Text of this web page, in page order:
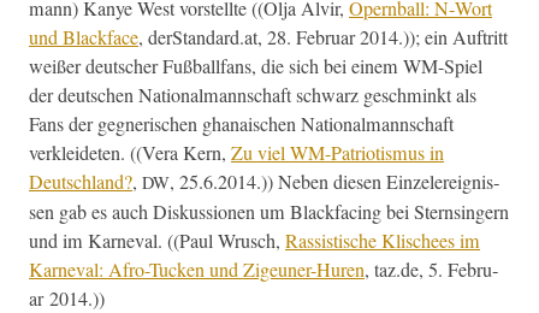
mann) Kanye West vorstellte ((Olja Alvir, Opern­ball: N‑Wort
und Black­face, derStandard.at, 28. Feb­ru­ar 2014.)); ein Auftritt
weißer deutsch­er Fußball­fans, die sich bei einem WM-Spiel
der deutschen National­mannschaft schwarz geschminkt als
Fans der geg­ner­ischen ghanais­chen National­mannschaft
verklei­de­ten. ((Vera Kern, Zu viel WM-Patri­o­tismus in
Deutsch­land?, DW, 25.6.2014.)) Neben diesen Einzel­ereignis­
sen gab es auch Diskus­sio­nen um Black­fac­ing bei Sternsingern
und im Karneval. ((Paul Wrusch, Ras­sis­tis­che Klis­chees im
Karneval: Afro-Tuck­en und Zige­uner-Huren, taz.de, 5. Feb­ru­
ar 2014.))